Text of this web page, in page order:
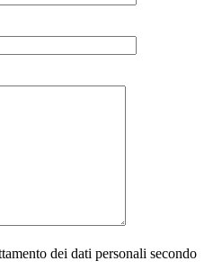
dei dati personali secondo